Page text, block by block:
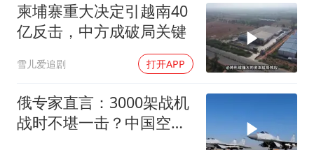
柬埔寨重大决定引越南40
亿反击，中方成破局关键
雪儿爱追剧 打开APP
俄专家直言：3000架战机
战时不堪一击？中国空军